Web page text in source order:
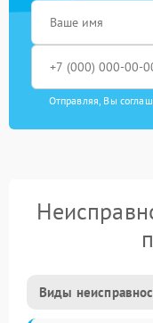
Отправляя, Вы
Виды